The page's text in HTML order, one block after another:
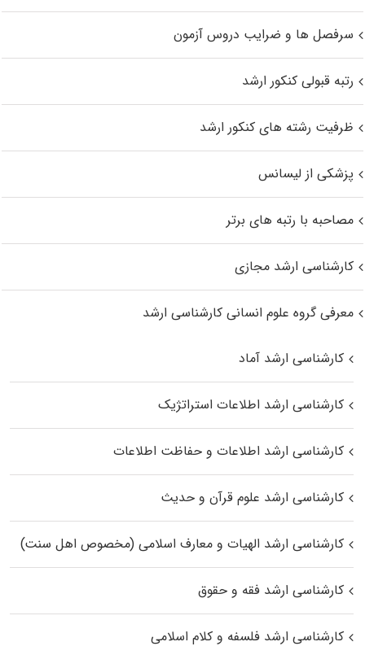
سرفصل ها و ضرایب دروس آزمون
رتبه قبولی کنکور ارشد
ظرفیت رشته های کنکور ارشد
پزشکی از لیسانس
مصاحبه با رتبه های برتر
کارشناسی ارشد مجازی
معرفی گروه علوم انسانی کارشناسی ارشد
کارشناسی ارشد آماد
کارشناسی ارشد اطلاعات استراتژیک
کارشناسی ارشد اطلاعات و حفاظت اطلاعات
کارشناسی ارشد علوم قرآن و حدیث
کارشناسی ارشد الهیات و معارف اسلامی (مخصوص اهل سنت)
کارشناسی ارشد فقه و حقوق
کارشناسی ارشد فلسفه و کلام اسلامی